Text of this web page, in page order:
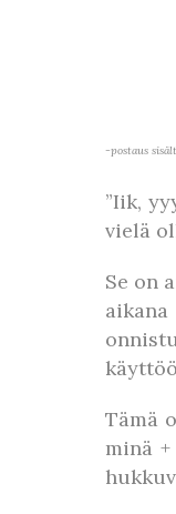
-postaus
”Iik,
vielä
Se on
Tämä
minä